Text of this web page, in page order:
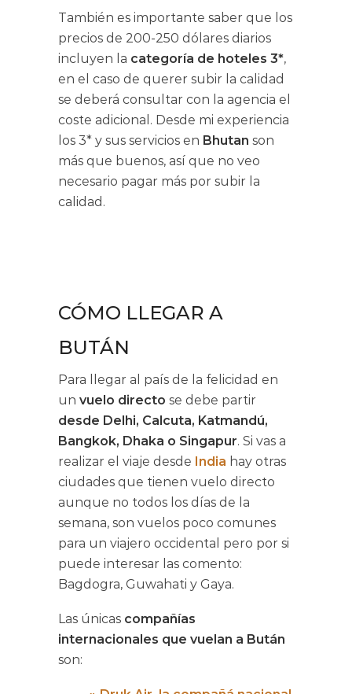
También es importante saber que los
precios de 200-250 dólares diarios
incluyen la categoría de hoteles 3*,
en el caso de querer subir la calidad
se deberá consultar con la agencia el
coste adicional. Desde mi experiencia
los 3* y sus servicios en Bhutan son
más que buenos, así que no veo
necesario pagar más por subir la
calidad.
CÓMO LLEGAR A
BUTÁN
Para llegar al país de la felicidad en
un vuelo directo se debe partir
desde Delhi, Calcuta, Katmandú,
Bangkok, Dhaka o Singapur. Si vas a
realizar el viaje desde India hay otras
ciudades que tienen vuelo directo
aunque no todos los días de la
semana, son vuelos poco comunes
para un viajero occidental pero por si
puede interesar las comento:
Bagdogra, Guwahati y Gaya.
Las únicas compañías
internacionales que vuelan a Bután
son: